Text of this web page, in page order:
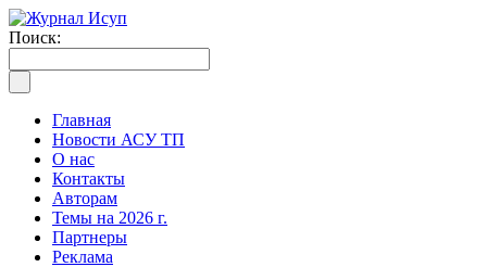
Поиск:
Главная
Новости АСУ ТП
О нас
Контакты
Авторам
Темы на 2026 г.
Партнеры
Реклама